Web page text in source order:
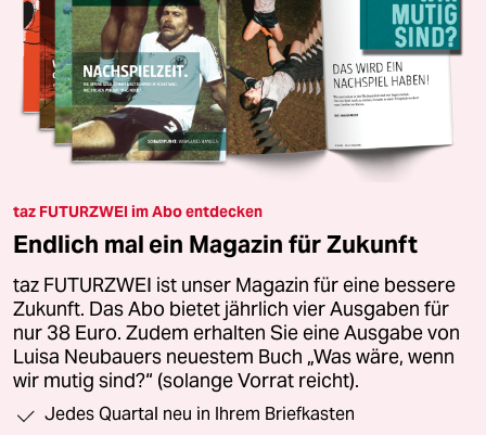
taz FUTURZWEI im Abo entdecken
Endlich mal ein Magazin für Zukunft
taz FUTURZWEI ist unser Magazin für eine bessere
Zukunft. Das Abo bietet jährlich vier Ausgaben für
nur 38 Euro. Zudem erhalten Sie eine Ausgabe von
Luisa Neubauers neuestem Buch „Was wäre, wenn
wir mutig sind?“ (solange Vorrat reicht).
Jedes Quartal neu in Ihrem Briefkasten